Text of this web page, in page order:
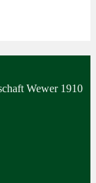
Wewer 1910